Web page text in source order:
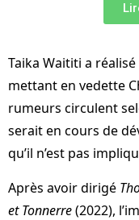
Taika Waititi a
mettant en vedette
rumeurs circulent
serait en cours de
qu’il n’est pas
Après avoir dirigé
et Tonnerre(2022),